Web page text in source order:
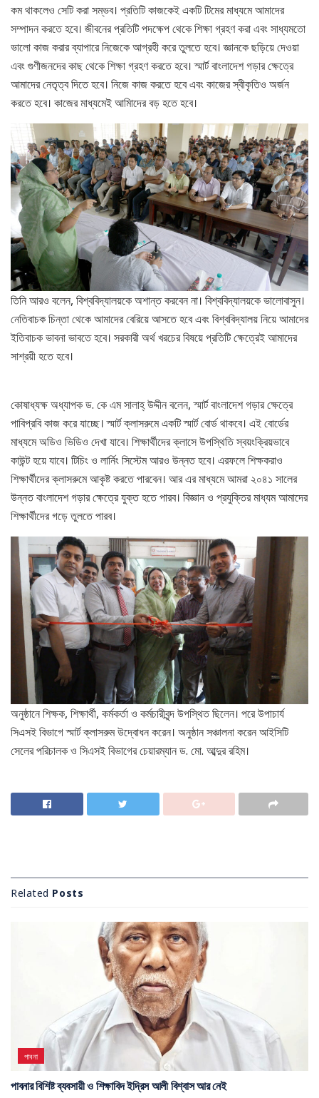
কম থাকলেও সেটি করা সম্ভব। প্রতিটি কাজকেই একটি টিমের মাধ্যমে আমাদের
সম্পাদন করতে হবে। জীবনের প্রতিটি পদক্ষেপ থেকে শিক্ষা গ্রহণ করা এবং সাধ্যমতো
ভালো কাজ করার ব্যাপারে নিজেকে আগ্রহী করে তুলতে হবে। জ্ঞানকে ছড়িয়ে দেওয়া
এবং গুণীজনদের কাছ থেকে শিক্ষা গ্রহণ করতে হবে। স্মার্ট বাংলাদেশ গড়ার ক্ষেত্রে
আমাদের নেতৃত্ব দিতে হবে। নিজে কাজ করতে হবে এবং কাজের স্বীকৃতিও অর্জন
করতে হবে। কাজের মাধ্যমেই আমিাদের বড় হতে হবে।
তিনি আরও বলেন, বিশ্ববিদ্যালয়কে অশান্ত করবেন না। বিশ্ববিদ্যালয়কে ভালোবাসুন।
নেতিবাচক চিন্তা থেকে আমাদের বেরিয়ে আসতে হবে এবং বিশ্ববিদ্যালয় নিয়ে আমাদের
ইতিবাচক ভাবনা ভাবতে হবে। সরকারী অর্থ খরচের বিষয়ে প্রতিটি ক্ষেত্রেই আমাদের
সাশ্রয়ী হতে হবে।
কোষাধ্যক্ষ অধ্যাপক ড. কে এম সালাহ্ উদ্দীন বলেন, স্মার্ট বাংলাদেশ গড়ার ক্ষেত্রে
পাবিপ্রবি কাজ করে যাচ্ছে। স্মার্ট ক্লাসরুমে একটি স্মার্ট বোর্ড থাকবে। এই বোর্ডের
মাধ্যমে অডিও ভিডিও দেখা যাবে। শিক্ষার্থীদের ক্লাসে উপস্থিতি স্বয়ংক্রিয়ভাবে
কাউন্ট হয়ে যাবে। টিচিং ও লার্নিং সিস্টেম আরও উন্নত হবে। এরফলে শিক্ষকরাও
শিক্ষার্থীদের ক্লাসরুমে আকৃষ্ট করতে পারবেন। আর এর মাধ্যমে আমরা ২০৪১ সালের
উন্নত বাংলাদেশ গড়ার ক্ষেত্রে যুক্ত হতে পারব। বিজ্ঞান ও প্রযুক্তির মাধ্যম আমাদের
শিক্ষার্থীদের গড়ে তুলতে পারব।
অনুষ্ঠানে শিক্ষক, শিক্ষার্থী, কর্মকর্তা ও কর্মচারীবৃন্দ উপস্থিত ছিলেন। পরে উপাচার্য
সিএসই বিভাগে স্মার্ট ক্লাসরুম উদ্বোধন করেন। অনুষ্ঠান সঞ্চালনা করেন আইসিটি
সেলের পরিচালক ও সিএসই বিভাগের চেয়ারম্যান ড. মো. আব্দুর রহিম।